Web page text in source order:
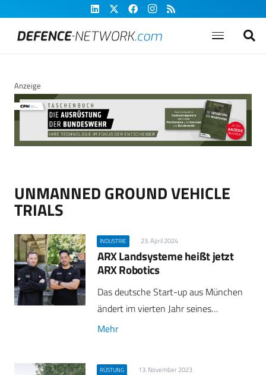
Anzeige
UNMANNED GROUND VEHICLE
TRIALS
INDUSTRIE 23. April 2024
ARX Landsysteme heißt jetzt
ARX Robotics
Das deutsche Start-up aus München
ändert im vierten Jahr seines…
Mehr
RÜSTUNG 13. November 2023